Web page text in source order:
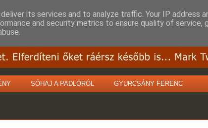
SÓHAJ A PADLÓRÓL GYURCSÁNY FERENC
its services and to analyze traffic. Your IP address
and security metrics to ensure quality of service,